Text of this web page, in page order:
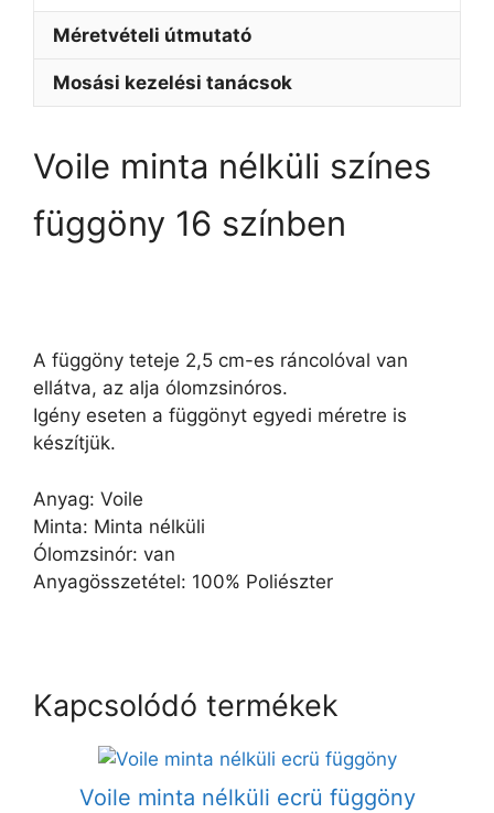
Méretvételi útmutató
Mosási kezelési tanácsok
Voile minta nélküli színes
függöny 16 színben
A függöny teteje 2,5 cm-es ráncolóval van
ellátva, az alja ólomzsinóros.
Igény eseten a függönyt egyedi méretre is
készítjük.
Anyag: Voile
Minta: Minta nélküli
Ólomzsinór: van
Anyagösszetétel: 100% Poliészter
Kapcsolódó termékek
Voile minta nélküli ecrü függöny